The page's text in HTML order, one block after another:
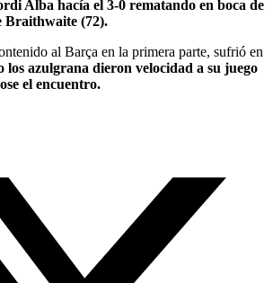
Alba hacía el 3-0 rematando en boca de
Braithwaite (72).
al Barça en la primera parte, sufrió en
los azulgrana dieron velocidad a su juego
el encuentro.